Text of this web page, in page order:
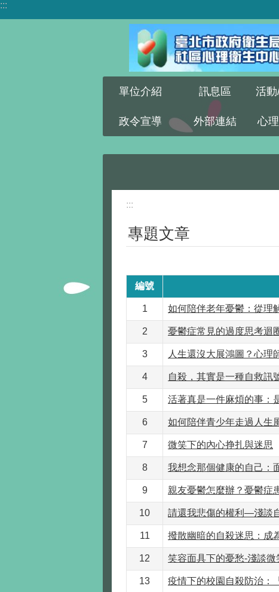
跳到主要內容區塊
:::
單位介紹 訊息區 活
政令宣導 外部連結 心
:::
專題文章
編號
1 如何陪伴老年憂鬱：從理
2 憂鬱症常見的過度思考迴
3 人生還沒大展鴻圖？心理
4 自殺，其實是一種自救訊
5 活著真是一件麻煩的事：
6 如何陪伴青少年走過人生
7 微笑下的內心挣扎與迷思
8 我想念那個健康的自己：
9 親友憂鬱怎麼辦？憂鬱症
10 請還我悲傷的權利—淺談
11 撥散幽暗的自殺迷思：成
12 笑容面具下的憂愁-淺談微
13 疫情下的校園自殺防治：